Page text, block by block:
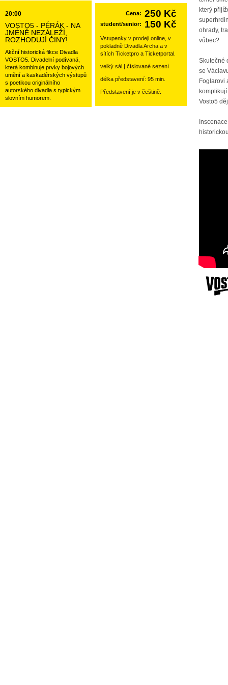
20:00
VOSTO5 - PÉRÁK - NA
JMÉNĚ NEZÁLEŽÍ,
ROZHODUJÍ ČINY!
Akční historická fikce Divadla
VOSTO5. Divadelní podívaná,
která kombinuje prvky bojových
umění a kaskadérských výstupů
s poetikou originálního
autorského divadla s typickým
slovním humorem.
který
ohrady,
vůbec?
Skutečné
se
Foglarovi
Vosto5
Cena: 250 Kč
student/senior: 150 Kč
Vstupenky v prodeji online, v
pokladně Divadla Archa a v
sítích Ticketpro a Ticketportal.
velký sál | číslované sezení
délka představení: 95 min.
Představení je v češtině.